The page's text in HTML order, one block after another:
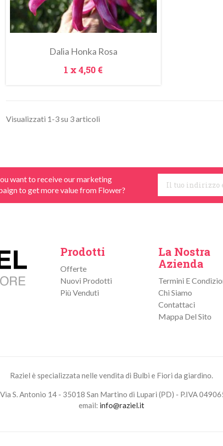
Metti Nel Carrello Anteprima
Dalia Honka Rosa
Prezzo
1 x4,50 €
Visualizzati 1-3 su 3 articoli
want to receive our marketing
to get more value from Flower?
Prodotti
Offerte
Nuovi Prodotti
Più Venduti
La Nostra
Azienda
Termini E
Chi Siamo
Contattaci
Mappa Del Sito
Raziel è specializzata nelle vendita di Bulbi e Fiori da giardino.
Via S. Antonio 14 - 35018 San Martino di Lupari (PD) - P.IVA
email: info@raziel.it